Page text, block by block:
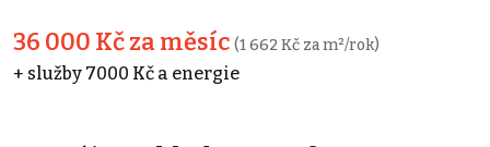
36 000 Kč za měsíc (1 662 Kč za m²/rok)
+ služby 7000 Kč a energie